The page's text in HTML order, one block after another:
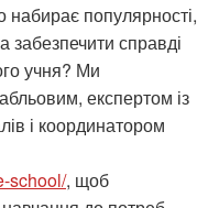
набирає популярності,
справді
учня? Ми
експертом із
і координатором
school/, щоб